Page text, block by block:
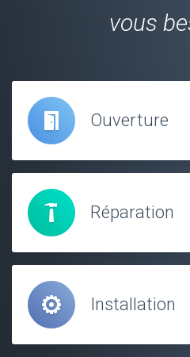
vous
Ouverture
Réparation
Installation